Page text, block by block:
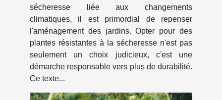
sécheresse liée aux changements
climatiques, il est primordial de repenser
l'aménagement des jardins. Opter pour des
plantes résistantes à la sécheresse n'est pas
seulement un choix judicieux, c'est une
démarche responsable vers plus de durabilité.
Ce texte...